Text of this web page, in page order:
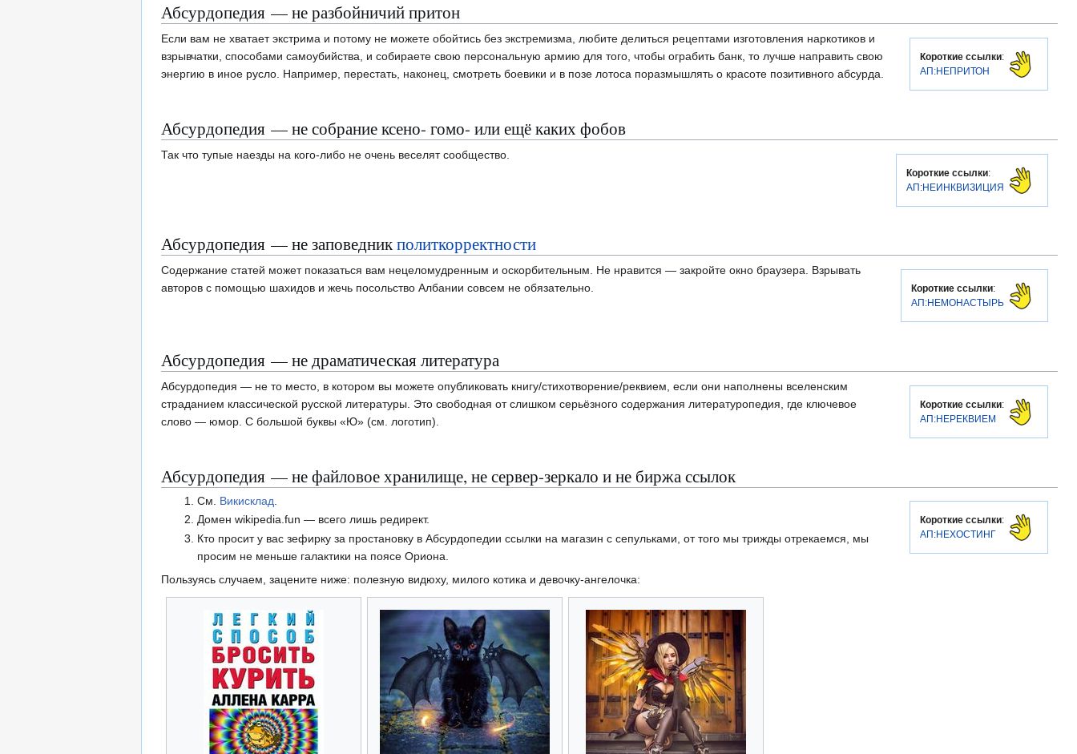
Абсурдопедия — не разбойничий притон
Короткие ссылки:
АП:НЕПРИТОН
Если вам не хватает экстрима и потому не можете обойтись без экстремизма, любите делиться рецептами изготовления наркотиков и
взрывчатки, способами самоубийства, и собираете свою персональную армию для того, чтобы ограбить банк, то лучше направить свою
энергию в иное русло. Например, перестать, наконец, смотреть боевики и в позе лотоса поразмышлять о красоте позитивного абсурда.
Абсурдопедия — не собрание ксено- гомо- или ещё каких фобов
Короткие ссылки:
АП:НЕИНКВИЗИЦИЯ
Так что тупые наезды на кого-либо не очень веселят сообщество.
Абсурдопедия — не заповедникполиткорректности
Короткие ссылки:
АП:НЕМОНАСТЫРЬ
Содержание статей может показаться вам нецеломудренным и оскорбительным. Не нравится — закройте окно браузера. Взрывать
авторов с помощью шахидов и жечь посольство Албании совсем не обязательно.
Абсурдопедия — не драматическая литература
Короткие ссылки:
АП:НЕРЕКВИЕМ
Абсурдопедия — не то место, в котором вы можете опубликовать книгу/стихотворение/реквием, если они наполнены вселенским
страданием классической русской литературы. Это свободная от слишком серьёзного содержания литературопедия, где ключевое
слово — юмор. С большой буквы «Ю» (см. логотип).
Абсурдопедия — не файловое хранилище, не сервер-зеркало и не биржа ссылок
Короткие ссылки:
АП:НЕХОСТИНГ
См. Викисклад
Домен wikipedia.fun — всего лишь редирект.
Кто просит у вас зефирку за простановку в Абсурдопедии ссылки на магазин с сепульками, от того мы трижды отрекаемся, мы
просим не меньше галактики на поясе Ориона.
Пользуясь случаем, зацените ниже: полезную видюху, милого котика и девочку-ангелочка: